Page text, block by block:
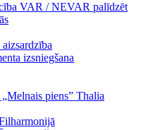
VAR / NEVAR palīdzēt
izsniegšana
piens” Thalia